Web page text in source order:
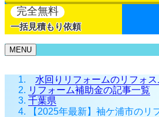
完全無料
一括見積もり依頼
MENU
水回りリフォームのリフォス
リフォーム補助金の記事一覧
千葉県
【2025年最新】袖ケ浦市のリ